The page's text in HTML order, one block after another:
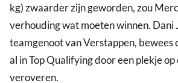
kg) zwaarder zijn geworden, zou
verhouding wat moeten winnen. Dani
teamgenoot van Verstappen, bewees
al in Top Qualifying door een plekje
veroveren.